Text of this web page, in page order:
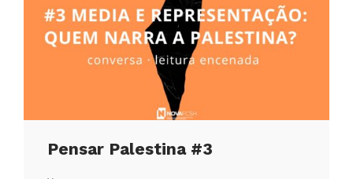
Pensar Palestina #3